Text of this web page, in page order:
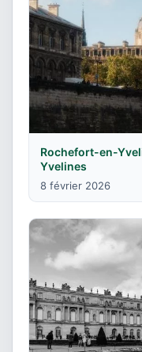
Rochefort-en-
Yvelines
8 février 2026